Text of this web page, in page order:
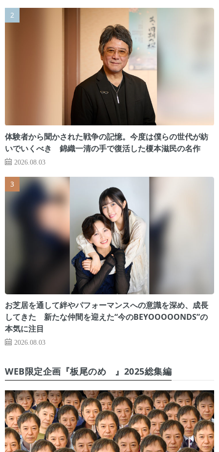
体験者から聞かされた戦争の記憶。今度は僕らの世代が紡
いでいくべき 錦織一清の手で復活した榎本滋民の名作
2026.08.03
お芝居を通して絆やパフォーマンスへの意識を深め、成長
してきた 新たな仲間を迎えた“今のBEYOOOOONDS”の
本気に注目
2026.08.03
WEB限定企画『板尾のめ゙』2025総集編